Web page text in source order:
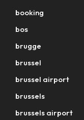
booking
bos
brugge
brussel
brussel airport
brussels
brussels airport